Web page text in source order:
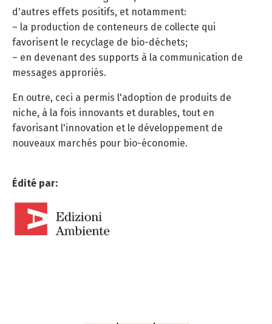
d'autres effets positifs, et notamment:
– la production de conteneurs de collecte qui
favorisent le recyclage de bio-déchets;
– en devenant des supports à la communication de
messages approriés.
En outre, ceci a permis l'adoption de produits de
niche, à la fois innovants et durables, tout en
favorisant l'innovation et le développement de
nouveaux marchés pour bio-économie.
Édité par: